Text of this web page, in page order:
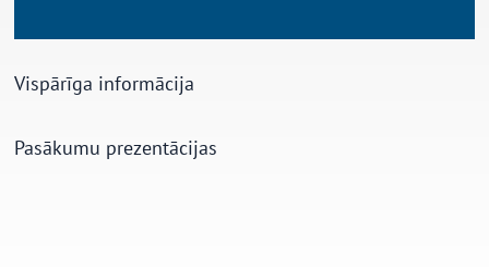
Vispārīga informācija
Pasākumu prezentācijas